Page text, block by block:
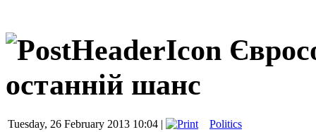
останній шанс
Tuesday, 26 February 2013 10:04 | Politics